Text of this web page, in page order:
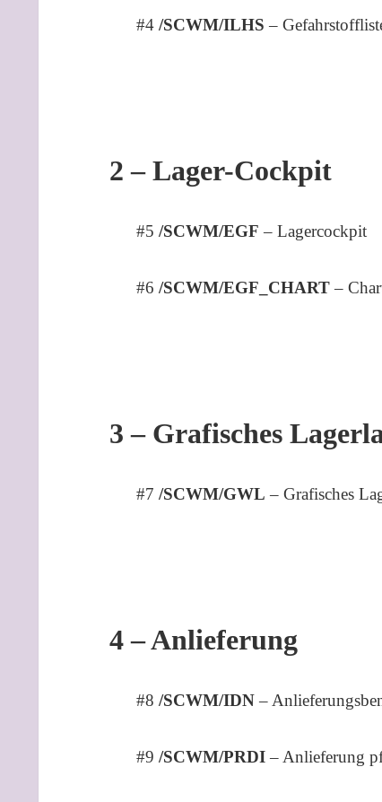
#4/SCWM/ILHS –
2 – Lager-Cockpit
#5/SCWM/EGF – Lagercockpit
#6/SCWM/EGF_CHART–
3 – Grafisches
#7/SCWM/GWL – Grafisches
4 – Anlieferung
#8/SCWM/IDN–
#9/SCWM/PRDI– Anlieferung